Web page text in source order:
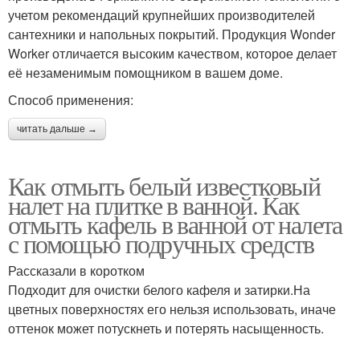
учетом рекомендаций крупнейших производителей
сантехники и напольных покрытий. Продукция Wonder
Worker отличается высоким качеством, которое делает
её незаменимым помощником в вашем доме.
Способ применения:
читать дальше →
Как отмыть белый известковый
налет на плитке в ванной. Как
отмыть кафель в ванной от налета
с помощью подручных средств
Рассказали в коротком
Подходит для очистки белого кафеля и затирки.На
цветных поверхностях его нельзя использовать, иначе
оттенок может потускнеть и потерять насыщенность.